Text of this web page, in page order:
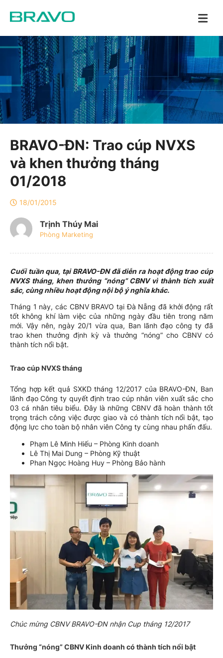
BRAVO-ĐN: Trao cúp NVXS
và khen thưởng tháng
01/2018
18/01/2015
Trịnh Thúy Mai
Phòng Marketing
Cuối tuần qua, tại BRAVO-ĐN đã diễn ra hoạt động trao cúp
NVXS tháng, khen thưởng “nóng” CBNV vì thành tích xuất
sắc, cùng nhiều hoạt động nội bộ ý nghĩa khác.
Tháng 1 này, các CBNV BRAVO tại Đà Nẵng đã khởi động rất
tốt không khí làm việc của những ngày đầu tiên trong năm
mới. Vậy nên, ngày 20/1 vừa qua, Ban lãnh đạo công ty đã
trao khen thưởng định kỳ và thưởng “nóng” cho CBNV có
thành tích nổi bật.
Trao cúp NVXS tháng
Tổng hợp kết quả SXKD tháng 12/2017 của BRAVO-ĐN, Ban
lãnh đạo Công ty quyết định trao cúp nhân viên xuất sắc cho
03 cá nhân tiêu biểu. Đây là những CBNV đã hoàn thành tốt
trọng trách công việc được giao và có thành tích nổi bật, tạo
động lực cho toàn bộ nhân viên Công ty cùng nhau phấn đấu.
Phạm Lê Minh Hiếu – Phòng Kinh doanh
Lê Thị Mai Dung – Phòng Kỹ thuật
Phan Ngọc Hoàng Huy – Phòng Bảo hành
Chúc mừng CBNV BRAVO-ĐN nhận Cup tháng 12/2017
Thưởng “nóng” CBNV Kinh doanh có thành tích nổi bật